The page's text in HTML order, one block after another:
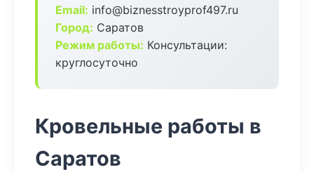
Email: info@biznesstroyprof497.ru
Город: Саратов
Режим работы: Консультации:
круглосуточно
Кровельные работы в
Саратов